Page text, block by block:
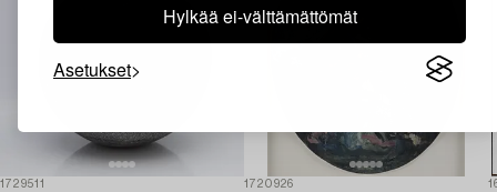
Hylkää ei-välttämättömät
Asetukset
1729511 1720926